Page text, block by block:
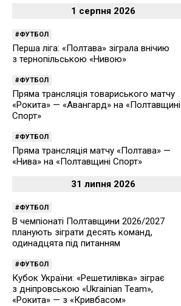
1 серпня 2026
ФУТБОЛ
Перша ліга: «Полтава» зіграла внічию
з тернопільською «Нивою»
ФУТБОЛ
Пряма трансляція товариського матчу
«Рокита» — «Авангард» на «Полтавщині
Спорт»
ФУТБОЛ
Пряма трансляція матчу «Полтава» —
«Нива» на «Полтавщині Спорт»
31 липня 2026
ФУТБОЛ
В чемпіонаті Полтавщини 2026/2027
планують зіграти десять команд,
одинадцята під питанням
ФУТБОЛ
Кубок України: «Решетилівка» зіграє
з дніпровською «Ukrainian Team»,
«Рокита» — з «Кривбасом»